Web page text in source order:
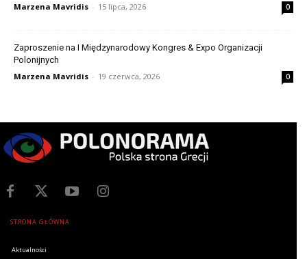
Marzena Mavridis - 15 lipca, 2026 0
Zaproszenie na I Międzynarodowy Kongres & Expo Organizacji
Polonijnych
Marzena Mavridis - 19 czerwca, 2026 0
STRONA GŁÓWNA
Aktualności